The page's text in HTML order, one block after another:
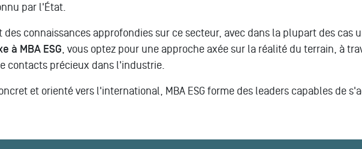
par l'État.
connaissances approfondies sur ce secteur, avec dans la plupart des cas
à MBA ESG, vous optez pour une approche axée sur la réalité du terrain, à
contacts précieux dans l'industrie.
et orienté vers l'international, MBA ESG forme des leaders capables de